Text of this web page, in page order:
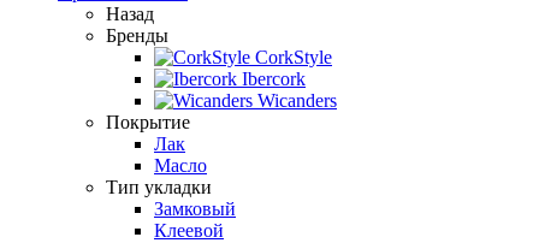
Назад
Бренды
CorkStyle
Ibercork
Wicanders
Покрытие
Лак
Масло
Тип укладки
Замковый
Клеевой